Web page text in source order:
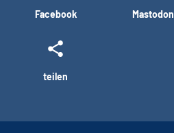
Facebook Mastodon
teilen